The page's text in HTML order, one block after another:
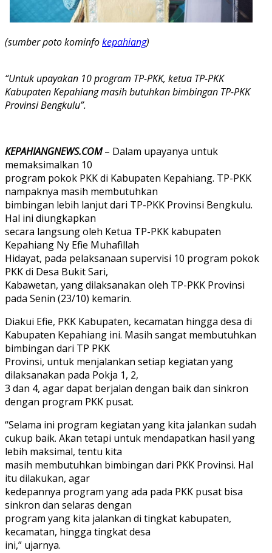
(sumber poto kominfokepahiang)
“Untuk upayakan 10 program TP-PKK, ketua TP-PKK
Kabupaten Kepahiang masih butuhkan bimbingan TP-PKK
Provinsi Bengkulu”.
KEPAHIANGNEWS.COM– Dalam upayanya untuk
memaksimalkan 10
program pokok PKK di Kabupaten Kepahiang. TP-PKK
nampaknya masih membutuhkan
bimbingan lebih lanjut dari TP-PKK Provinsi Bengkulu.
Hal ini diungkapkan
secara langsung oleh Ketua TP-PKK kabupaten
Kepahiang Ny Efie Muhafillah
Hidayat, pada pelaksanaan supervisi 10 program pokok
PKK di Desa Bukit Sari,
Kabawetan, yang dilaksanakan oleh TP-PKK Provinsi
pada Senin (23/10) kemarin.
Diakui Efie, PKK Kabupaten, kecamatan hingga desa di
Kabupaten Kepahiang ini. Masih sangat membutuhkan
bimbingan dari TP PKK
Provinsi, untuk menjalankan setiap kegiatan yang
dilaksanakan pada Pokja 1, 2,
3 dan 4, agar dapat berjalan dengan baik dan sinkron
dengan program PKK pusat.
“Selama ini program kegiatan yang kita jalankan sudah
cukup baik. Akan tetapi untuk mendapatkan hasil yang
lebih maksimal, tentu kita
masih membutuhkan bimbingan dari PKK Provinsi. Hal
itu dilakukan, agar
kedepannya program yang ada pada PKK pusat bisa
sinkron dan selaras dengan
program yang kita jalankan di tingkat kabupaten,
kecamatan, hingga tingkat desa
ini,” ujarnya.